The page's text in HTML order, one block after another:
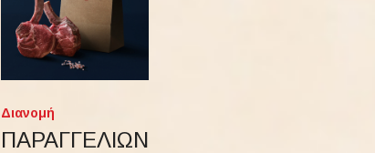
Διανομή
ΠΑΡΑΓΓΕΛΙΩΝ